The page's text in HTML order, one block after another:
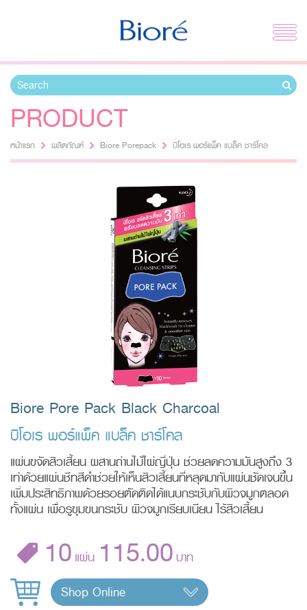
PRODUCT
หน้าแรก ผลิตภัณฑ์ Biore Porepack บิโอเร พอร์แพ็ค แบล็ค​ ชาร์โคล
Biore Pore Pack Black Charcoal
บิโอเร พอร์แพ็ค แบล็ค​ ชาร์โคล
แผ่นขจัดสิวเสี้ยน ผสานถ่านไม้ไผ่ญี่ปุ่น ช่วยลดความมันสูงถึง 3
เท่าด้วยแผ่นชีทสีดำช่วยให้เห็นสิวเสี้ยนที่หลุดมากับแผ่นชัดเจนขึ้น
เพิ่มประสิทธิภาพด้วยรอยตัดติดได้แนบกระชับกับผิวจมูกตลอด
ทั้งแผ่น เพื่อรูขุมขนกระชับ ผิวจมูกเรียบเนียน ไร้สิวเสี้ยน
10 แผ่น 115.00บาท
Shop Online